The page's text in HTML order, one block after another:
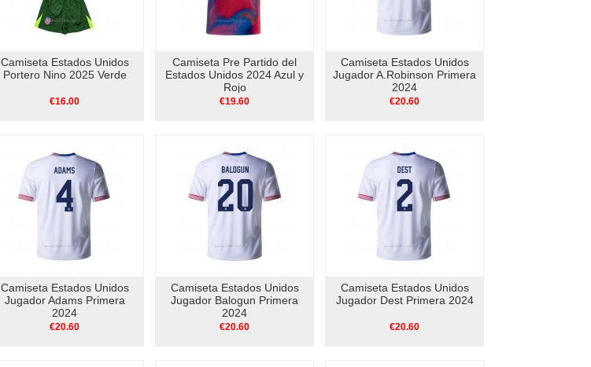
Camiseta Estados Unidos
Portero Nino 2025 Verde
€16.00
Camiseta Pre Partido del
Estados Unidos 2024 Azul y
Rojo
€19.60
Camiseta Estados Unidos
Jugador A.Robinson Primera
2024
€20.60
Camiseta Estados Unidos
Jugador Adams Primera
2024
€20.60
Camiseta Estados Unidos
Jugador Balogun Primera
2024
€20.60
Camiseta Estados Unidos
Jugador Dest Primera 2024
€20.60